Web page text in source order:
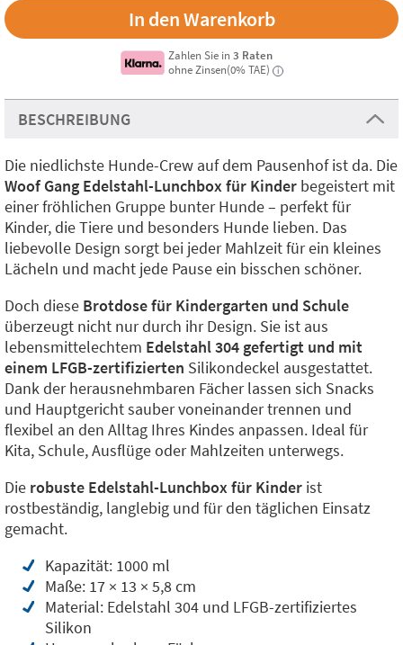
Zahlen Sie in3 Raten
ohne Zinsen(0% TAE)
i
BESCHREIBUNG
Die niedlichste Hunde-Crew auf dem Pausenhof ist da. Die
Woof Gang Edelstahl-Lunchbox für Kinder begeistert mit
einer fröhlichen Gruppe bunter Hunde – perfekt für
Kinder, die Tiere und besonders Hunde lieben. Das
liebevolle Design sorgt bei jeder Mahlzeit für ein kleines
Lächeln und macht jede Pause ein bisschen schöner.
Doch diese Brotdose für Kindergarten und Schule
überzeugt nicht nur durch ihr Design. Sie ist aus
lebensmittelechtem Edelstahl 304 gefertigt und mit
einem LFGB-zertifizierten Silikondeckel ausgestattet.
Dank der herausnehmbaren Fächer lassen sich Snacks
und Hauptgericht sauber voneinander trennen und
flexibel an den Alltag Ihres Kindes anpassen. Ideal für
Kita, Schule, Ausflüge oder Mahlzeiten unterwegs.
Die robuste Edelstahl-Lunchbox für Kinder ist
rostbeständig, langlebig und für den täglichen Einsatz
gemacht.
Kapazität: 1000 ml
Maße: 17 × 13 × 5,8 cm
Material: Edelstahl 304 und LFGB-zertifiziertes
Silikon